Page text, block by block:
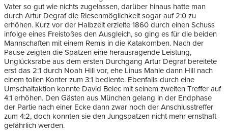
Vater so gut wie nichts zugelassen, darüber hinaus hatte man
durch Artur Degraf die Riesenmöglichkeit sogar auf 2:0 zu
erhöhen. Kurz vor der Halbzeit erzielte 1860 durch einen Schuss
infolge eines Freistoßes den Ausgleich, so ging es für die beiden
Mannschaften mit einem Remis in die Katakomben. Nach der
Pause zeigten die Spatzen eine herausragende Leistung,
Unglücksrabe aus dem ersten Durchgang Artur Degraf bereitete
erst das 2:1 durch Noah Hill vor, ehe Linus Mahle dann Hill nach
einem tollen Konter zum 3:1 bediente. Ebenfalls durch eine
Umschaltaktion konnte David Belec mit seinem zweiten Treffer auf
4:1 erhöhen. Den Gästen aus München gelang in der Endphase
der Partie nach einer Ecke dann zwar noch der Anschlusstreffer
zum 4:2, doch konnten sie den Jungspatzen nicht mehr ernsthaft
gefährlich werden.